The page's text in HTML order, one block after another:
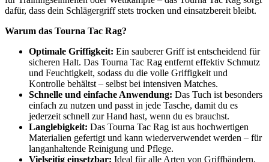
dafür, dass dein Schlägergriff stets trocken und einsatzbereit bleibt.
Warum das Tourna Tac Rag?
Optimale Griffigkeit: Ein sauberer Griff ist entscheidend für
sicheren Halt. Das Tourna Tac Rag entfernt effektiv Schmutz
und Feuchtigkeit, sodass du die volle Griffigkeit und
Kontrolle behältst – selbst bei intensiven Matches.
Schnelle und einfache Anwendung: Das Tuch ist besonders
einfach zu nutzen und passt in jede Tasche, damit du es
jederzeit schnell zur Hand hast, wenn du es brauchst.
Langlebigkeit: Das Tourna Tac Rag ist aus hochwertigen
Materialien gefertigt und kann wiederverwendet werden – für
langanhaltende Reinigung und Pflege.
Vielseitig einsetzbar: Ideal für alle Arten von Griffbändern,